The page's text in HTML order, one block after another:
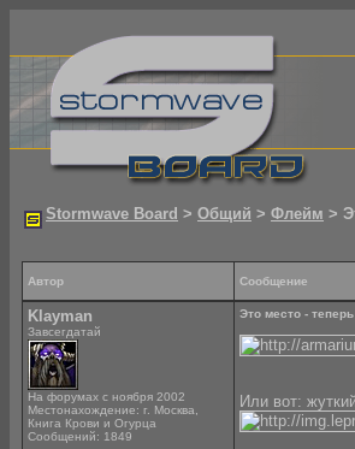
Stormwave Board > Общий > Флейм >
Автор Сообщение
Klayman
Завсегдатай
На форумах с ноября 2002
Местонахождение: г. Москва,
Книга Крови и Огурца
Сообщений: 1849
Это место -
Или вот: